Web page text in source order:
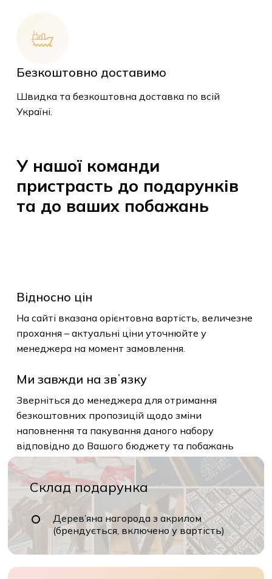
У кошику немає
Безкоштовно доставимо
Швидка та безкоштовна доставка по всій
Україні.
У нашої команди
пристрасть до подарунків
та до ваших побажань
Відносно цін
На сайті вказана орієнтовна вартість, величезне
прохання – актуальні ціни уточнюйте у
менеджера на момент замовлення.
Ми завжди на звʼязку
Зверніться до менеджера для отримання
безкоштовних пропозицій щодо зміни
наповнення та пакування даного набору
відповідно до Вашого бюджету та побажань
Склад подарунка
Дерев’яна нагорода з акрилом
(брендується, включено у вартість)